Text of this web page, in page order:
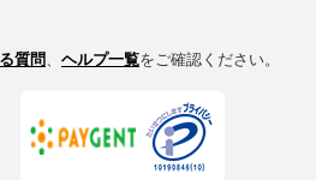
質問、 ヘルプ一覧をご確認ください。